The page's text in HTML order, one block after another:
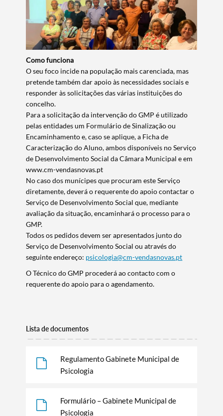
Filtros
Como funciona
O seu foco incide na população mais carenciada, mas
pretende também dar apoio às necessidades sociais e
responder às solicitações das várias instituições do
concelho.
Para a solicitação da intervenção do GMP é utilizado
pelas entidades um Formulário de Sinalização ou
Encaminhamento e, caso se aplique, a Ficha de
Caracterização do Aluno, ambos disponíveis no Serviço
de Desenvolvimento Social da Câmara Municipal e em
www.cm-vendasnovas.pt
No caso dos munícipes que procuram este Serviço
diretamente, deverá o requerente do apoio contactar o
Serviço de Desenvolvimento Social que, mediante
avaliação da situação, encaminhará o processo para o
GMP.
Todos os pedidos devem ser apresentados junto do
Serviço de Desenvolvimento Social ou através do
seguinte endereço: psicologia@cm-vendasnovas.pt
O Técnico do GMP procederá ao contacto com o
requerente do apoio para o agendamento.
Lista de documentos
Regulamento Gabinete Municipal de
Psicologia
Formulário – Gabinete Municipal de
Psicologia